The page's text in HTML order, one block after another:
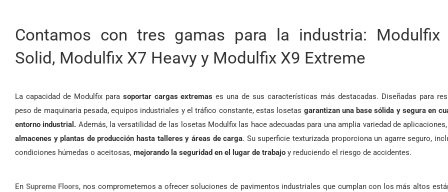
Contamos con tres gamas para la industria: Modulfix
Solid, Modulfix X7 Heavy y Modulfix X9 Extreme
La capacidad de Modulfix para soportar cargas extremas es una de sus características más destacadas. Diseñadas para
peso de maquinaria pesada, equipos industriales y el tráfico constante, estas losetas garantizan una base sólida y segura en
entorno industrial. Además, la versatilidad de las losetas Modulfix las hace adecuadas para una amplia variedad de
almacenes y plantas de producción hasta talleres y áreas de carga. Su superficie texturizada proporciona un agarre seguro,
condiciones húmedas o aceitosas, mejorando la seguridad en el lugar de trabajoy reduciendo el riesgo de accidentes.
En Supreme Floors, nos comprometemosa ofrecer soluciones de pavimentos industriales que cumplan con los más altos